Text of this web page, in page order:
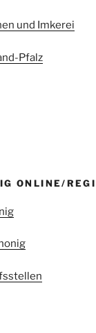
und Imkerei
Pfalz
ONLINE/